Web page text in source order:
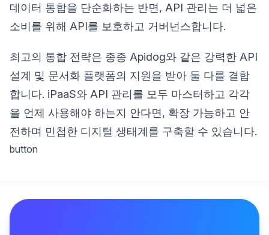
데이터 통합을 단순화하는 반면, API 관리는 더 넓은
소비를 위해 API를 보호하고 거버넌스합니다.
최고의 통합 전략은 종종 Apidog와 같은 강력한 API
설계 및 문서화 플랫폼의 지원을 받아 둘 다를 결합
합니다. iPaaS와 API 관리를 모두 마스터하고 각각
을 언제 사용해야 하는지 안다면, 확장 가능하고 안
전하며 민첩한 디지털 생태계를 구축할 수 있습니다.
button